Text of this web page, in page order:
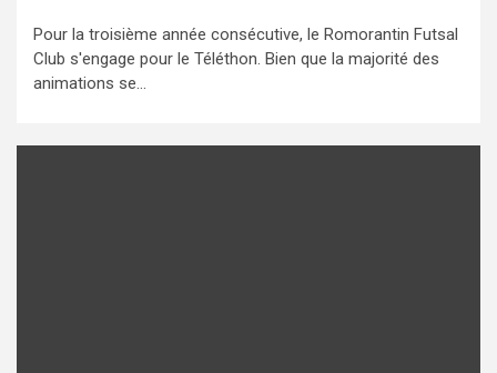
Pour la troisième année consécutive, le Romorantin Futsal
Club s'engage pour le Téléthon. Bien que la majorité des
animations se...